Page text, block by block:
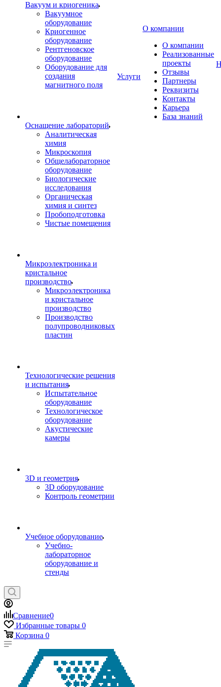
Вакуум и криогеника
Вакуумное
оборудование
Криогенное
оборудование
Рентгеновское
оборудование
Оборудование для
создания
магнитного поля
Оснащение лабораторий
Аналитическая
химия
Микроскопия
Общелабораторное
оборудование
Биологические
исследования
Органическая
химия и синтез
Пробоподготовка
Чистые помещения
Микроэлектроника и
кристальное
производство
Микроэлектроника
и кристальное
производство
Производство
полупроводниковых
пластин
Технологические решения
и испытания
Испытательное
оборудование
Технологическое
оборудование
Акустические
камеры
3D и геометрия
3D оборудование
Контроль геометрии
Учебное оборудование
Учебно-
лабораторное
оборудование и
стенды
Услуги
О компании
О компании
Реализованные
проекты
Отзывы
Партнеры
Реквизиты
Контакты
Карьера
База знаний
Сравнение0
Избранные товары 0
Корзина 0